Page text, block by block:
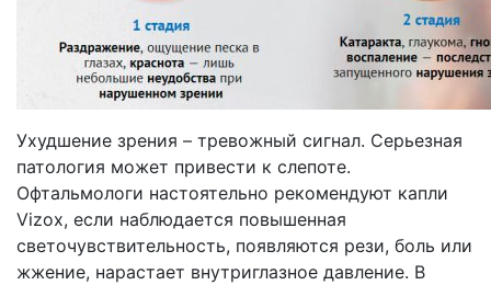
Ухудшение зрения – тревожный сигнал. Серьезная
патология может привести к слепоте.
Офтальмологи настоятельно рекомендуют капли
Vizox, если наблюдается повышенная
светочувствительность, появляются рези, боль или
жжение, нарастает внутриглазное давление. В